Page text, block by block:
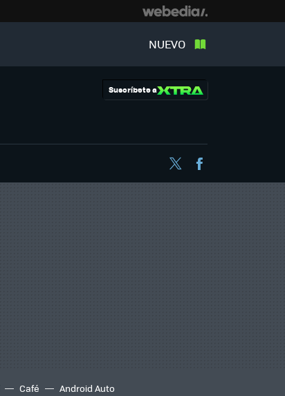
NUEVO
Suscríbete a
Twitter
Café Android Auto